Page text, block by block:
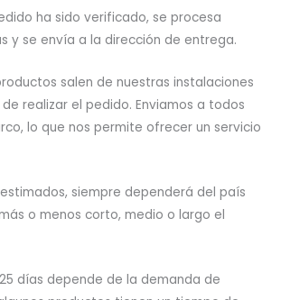
ha sido verificado, se procesa
y se envía a la dirección de entrega.
salen de nuestras instalaciones
realizar el pedido. Enviamos a todos
lo que nos permite ofrecer un servicio
siempre dependerá del país
o menos corto, medio o largo el
días depende de la demanda de